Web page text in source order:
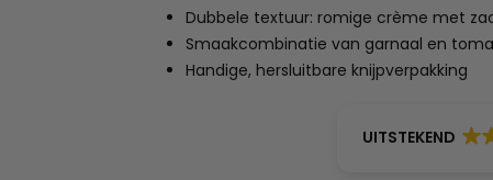
Dubbele textuur: romige crème met
Smaakcombinatie van garnaal en
Handige, hersluitbare knijpverpakking
UITSTEKEND